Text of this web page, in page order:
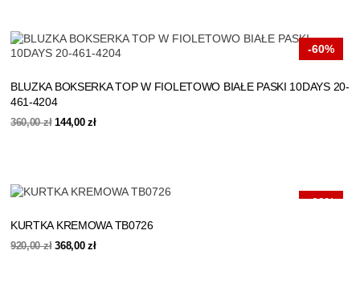
-60%
BLUZKA BOKSERKA TOP W FIOLETOWO BIAŁE PASKI 10DAYS 20-
461-4204
360,00zł Pierwotna
144,00złAktualna
-60%
KURTKA KREMOWA TB0726
920,00zł Pierwotna
368,00złAktualna